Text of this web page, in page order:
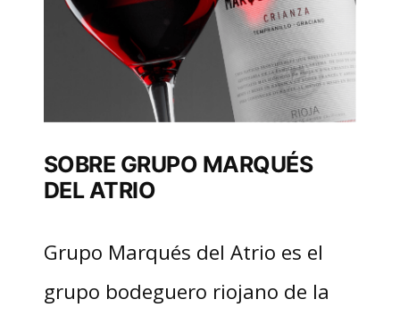
SOBRE GRUPO MARQUÉS
DEL ATRIO
Grupo Marqués del Atrio es el
grupo bodeguero riojano de la